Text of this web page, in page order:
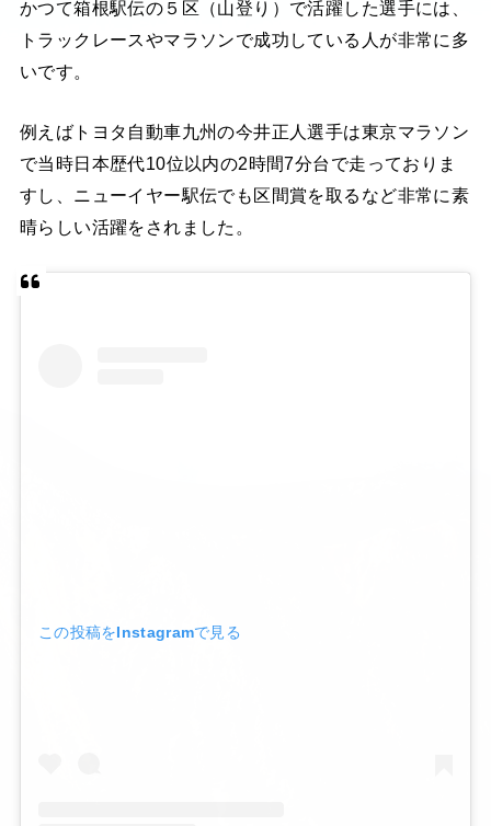
かつて箱根駅伝の５区（山登り）で活躍した選手には、
トラックレースやマラソンで成功している人が非常に多
いです。
例えばトヨタ自動車九州の今井正人選手は東京マラソン
で当時日本歴代10位以内の2時間7分台で走っておりま
すし、ニューイヤー駅伝でも区間賞を取るなど非常に素
晴らしい活躍をされました。
この投稿をInstagramで見る